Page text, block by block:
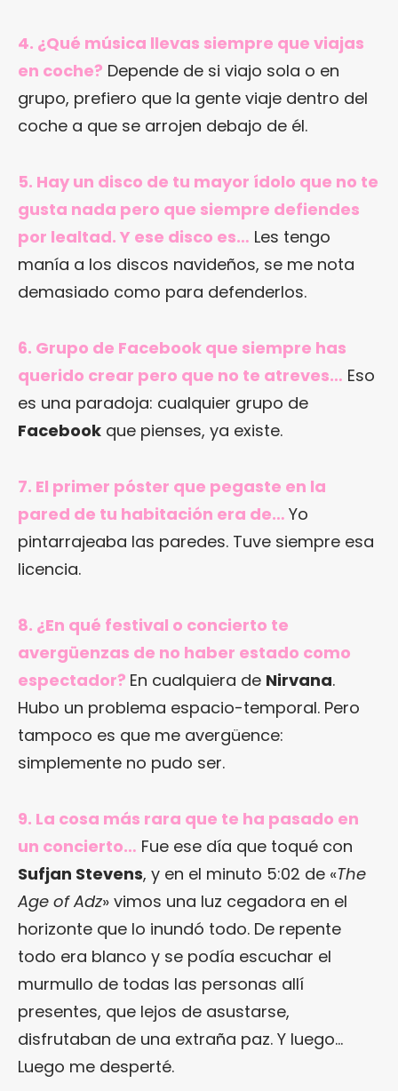
4. ¿Qué música llevas siempre que viajas
en coche? Depende de si viajo sola o en
grupo, prefiero que la gente viaje dentro del
coche a que se arrojen debajo de él.
5. Hay un disco de tu mayor ídolo que no te
gusta nada pero que siempre defiendes
por lealtad. Y ese disco es… Les tengo
manía a los discos navideños, se me nota
demasiado como para defenderlos.
6. Grupo de Facebook que siempre has
querido crear pero que no te atreves… Eso
es una paradoja: cualquier grupo de
Facebook que pienses, ya existe.
7. El primer póster que pegaste en la
pared de tu habitación era de… Yo
pintarrajeaba las paredes. Tuve siempre esa
licencia.
8. ¿En qué festival o concierto te
avergüenzas de no haber estado como
espectador? En cualquiera de Nirvana.
Hubo un problema espacio-temporal. Pero
tampoco es que me avergüence:
simplemente no pudo ser.
9. La cosa más rara que te ha pasado en
un concierto… Fue ese día que toqué con
Sufjan Stevens, y en el minuto 5:02 de «The
Age of Adz» vimos una luz cegadora en el
horizonte que lo inundó todo. De repente
todo era blanco y se podía escuchar el
murmullo de todas las personas allí
presentes, que lejos de asustarse,
disfrutaban de una extraña paz. Y luego…
Luego me desperté.